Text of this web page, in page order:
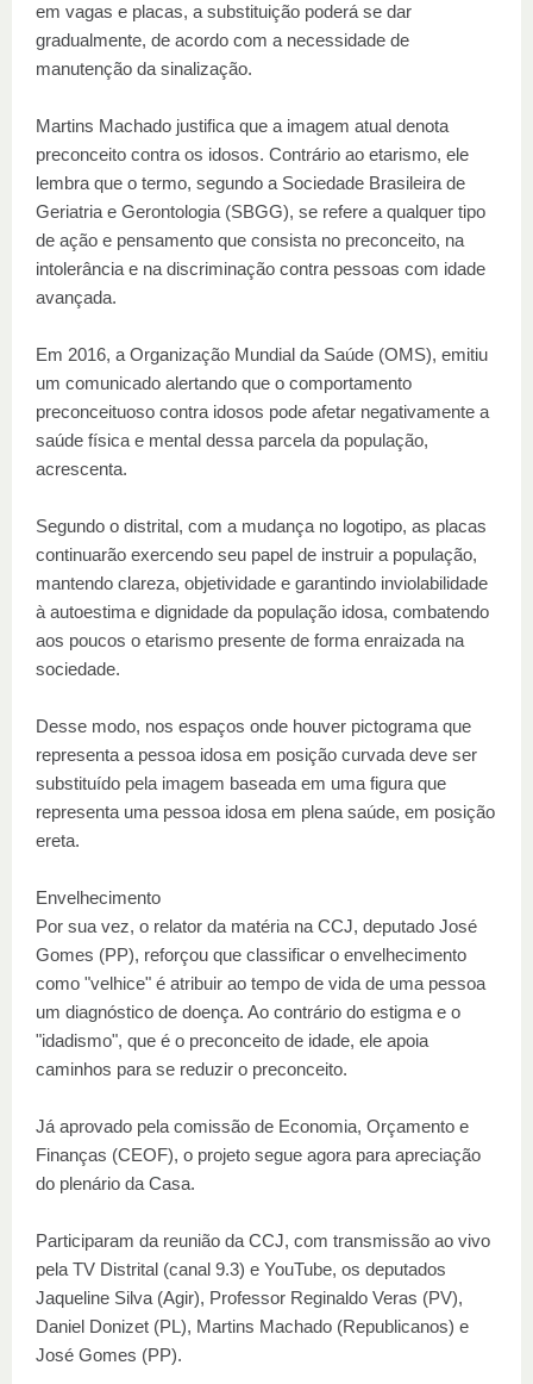
em vagas e placas, a substituição poderá se dar
gradualmente, de acordo com a necessidade de
manutenção da sinalização.
Martins Machado justifica que a imagem atual denota
preconceito contra os idosos. Contrário ao etarismo, ele
lembra que o termo, segundo a Sociedade Brasileira de
Geriatria e Gerontologia (SBGG), se refere a qualquer tipo
de ação e pensamento que consista no preconceito, na
intolerância e na discriminação contra pessoas com idade
avançada.
Em 2016, a Organização Mundial da Saúde (OMS), emitiu
um comunicado alertando que o comportamento
preconceituoso contra idosos pode afetar negativamente a
saúde física e mental dessa parcela da população,
acrescenta.
Segundo o distrital, com a mudança no logotipo, as placas
continuarão exercendo seu papel de instruir a população,
mantendo clareza, objetividade e garantindo inviolabilidade
à autoestima e dignidade da população idosa, combatendo
aos poucos o etarismo presente de forma enraizada na
sociedade.
Desse modo, nos espaços onde houver pictograma que
representa a pessoa idosa em posição curvada deve ser
substituído pela imagem baseada em uma figura que
representa uma pessoa idosa em plena saúde, em posição
ereta.
Envelhecimento
Por sua vez, o relator da matéria na CCJ, deputado José
Gomes (PP), reforçou que classificar o envelhecimento
como "velhice" é atribuir ao tempo de vida de uma pessoa
um diagnóstico de doença. Ao contrário do estigma e o
"idadismo", que é o preconceito de idade, ele apoia
caminhos para se reduzir o preconceito.
Já aprovado pela comissão de Economia, Orçamento e
Finanças (CEOF), o projeto segue agora para apreciação
do plenário da Casa.
Participaram da reunião da CCJ, com transmissão ao vivo
pela TV Distrital (canal 9.3) e YouTube, os deputados
Jaqueline Silva (Agir), Professor Reginaldo Veras (PV),
Daniel Donizet (PL), Martins Machado (Republicanos) e
José Gomes (PP).